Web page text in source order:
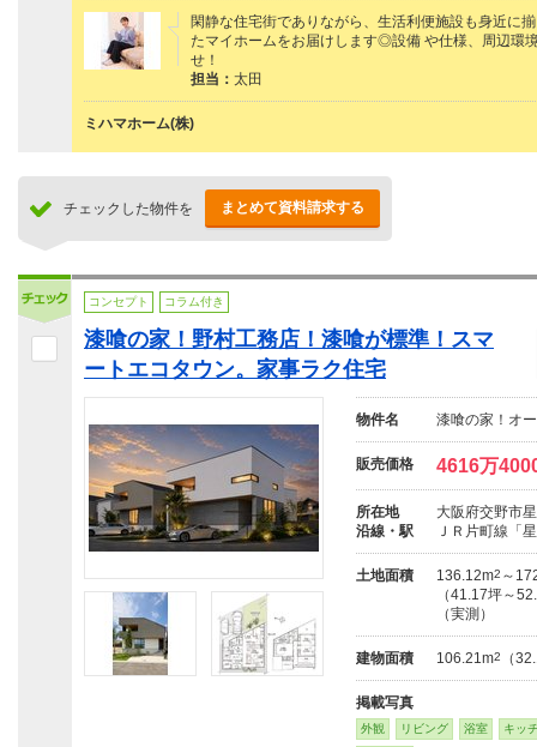
閑静な住宅街でありながら、生活利便施設も身近に
たマイホームをお届けします◎設備 や仕様、周辺環
せ！
担当： 太田
ミハマホーム(株)
チェックした物件を まとめて資料請求する
コンセプト コラム付き
漆喰の家！野村工務店！漆喰が標準！スマ
ートエコタウン。家事ラク住宅
物件名 漆喰の家！オ
販売価格 4616万
所在地
大阪府交野市
沿線・駅
ＪＲ片町線「
土地面積 136.12m2 ～
（41.17坪～
（実測）
建物面積 106.21m2 （
掲載写真
外観 リビング 浴室 キッ